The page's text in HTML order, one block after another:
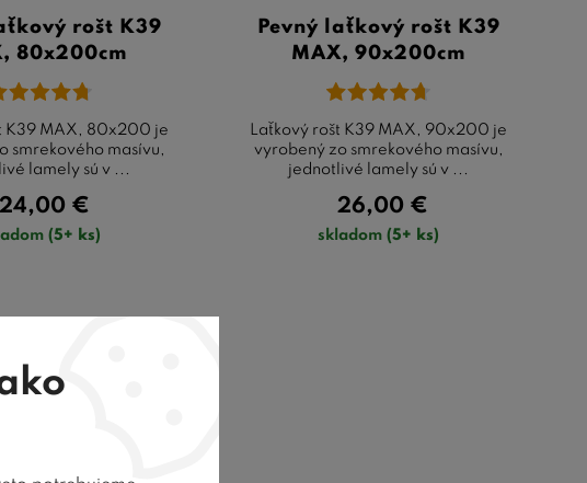
rošt K39
80x200cm
K39 MAX, 80x200 je
smrekového masívu,
lamely sú v ...
24,00 €
(5+ ks)
Pevný laťkový rošt K39
MAX, 90x200cm
Laťkový rošt K39 MAX, 90x200 je
vyrobený zo smrekového masívu,
jednotlivé lamely sú v ...
26,00 €
skladom(5+ ks)